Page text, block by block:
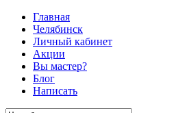
Главная
Челябинск
Личный кабинет
Акции
Вы мастер?
Блог
Написать